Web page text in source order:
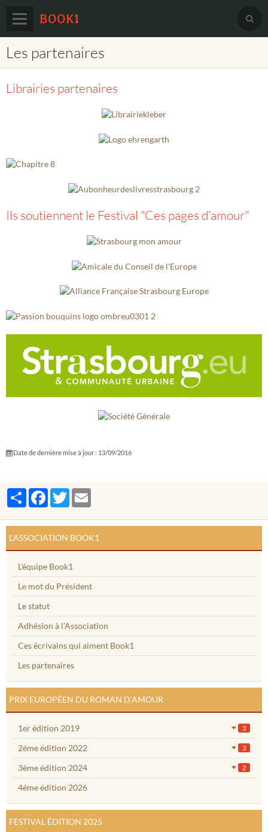
BOOK1
Accueil
Prix européen du roman d'amour
Membres
Contact
Les partenaires
Librairies partenaires
Ils soutiennent le Festival "Ces pages d'amour"
Date de dernière mise à jour : 13/09/2016
PartagerFacebook
Twitter
L'ASSOCIATION BOOK1
L'équipe Book1
Le mot du Président
Le statut
Adhésion à l'Association
Ces écrivains qui aiment Book1
Les partenaires
PRIX EUROPÉEN DU ROMAN D'AMOUR
1er édition 2019 3
2éme édition 2022 3
3éme édition 2024 2
4éme édition 2026
FESTIVAL ÉDITION 2025